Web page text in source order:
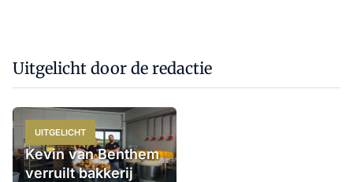
Uitgelicht door de redactie
UITGELICHT
Kevin van Benthem
verruilt bakkerij